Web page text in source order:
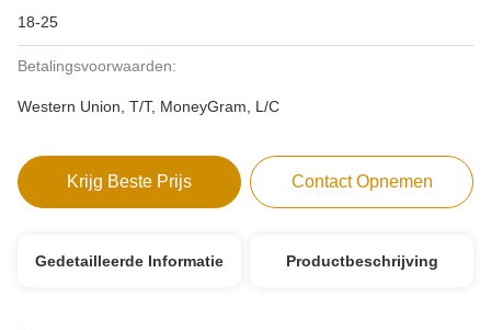
18-25
Betalingsvoorwaarden:
Western Union, T/T, MoneyGram, L/C
Krijg Beste Prijs Contact Opnemen
Gedetailleerde Informatie Productbeschrijving